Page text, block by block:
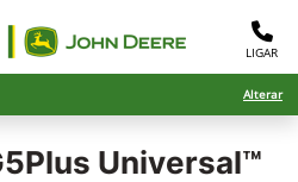
LIGAR
Alterar
Universal™